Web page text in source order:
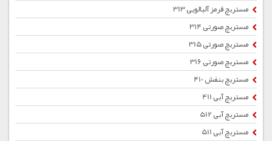
مستربچ قرمز آلبالویی 313
مستربچ صورتی 314
مستربچ صورتی 315
مستربچ صورتی 316
مستربچ بنفش 410
مستربچ آبی 411
مستربچ آبی 512
مستربچ آبی 511